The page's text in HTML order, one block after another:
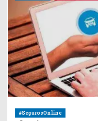
#SegurosOnline